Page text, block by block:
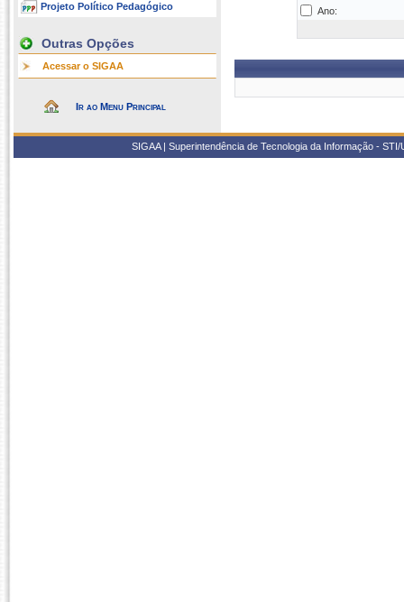
Projeto Político Pedagógico
Outras Opções
Acessar o SIGAA
Ir ao Menu Principal
Ano:
SIGAA | Superintendência de Tecnologia da Informação -